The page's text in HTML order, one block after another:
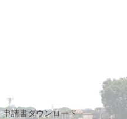
申請書ダウンロード